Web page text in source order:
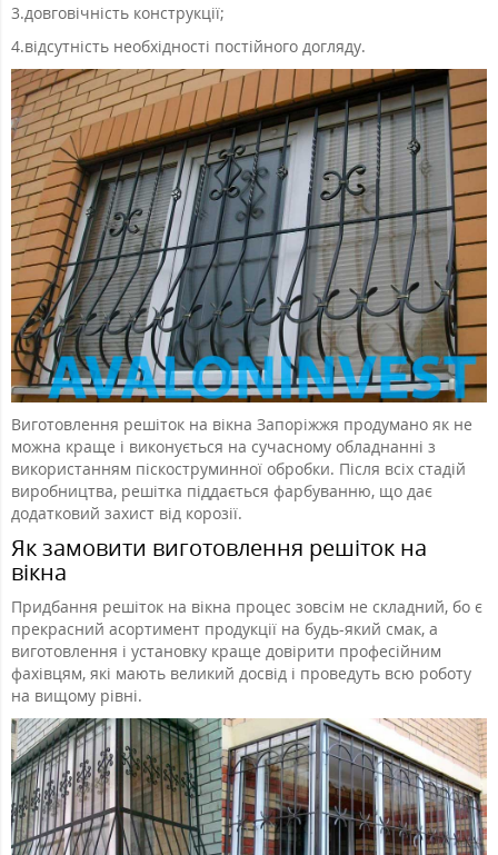
3.довговічність конструкції;
4.відсутність необхідності постійного догляду.
Виготовлення решіток на вікна Запоріжжя продумано як не
можна краще і виконується на сучасному обладнанні з
використанням піскоструминної обробки. Після всіх стадій
виробництва, решітка піддається фарбуванню, що дає
додатковий захист від корозії.
Як замовити виготовлення решіток на
вікна
Придбання решіток на вікна процес зовсім не складний, бо є
прекрасний асортимент продукції на будь-який смак, а
виготовлення і установку краще довірити професійним
фахівцям, які мають великий досвід і проведуть всю роботу
на вищому рівні.